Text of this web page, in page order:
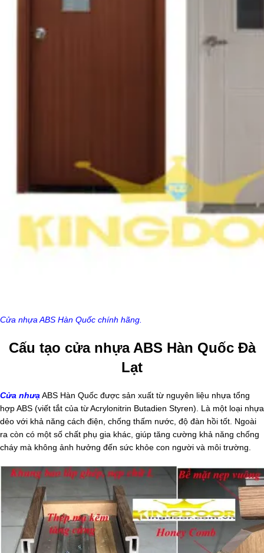
Cửa nhựa ABS Hàn Quốc chính hãng.
Cấu tạo cửa nhựa ABS Hàn Quốc Đà
Lạt
Cửa nhưạ ABS Hàn Quốc được sản xuất từ nguyên liệu nhựa tổng
hợp ABS (viết tắt của từ Acrylonitrin Butadien Styren). Là một loại nhựa
dẻo với khả năng cách điện, chống thấm nước, độ đàn hồi tốt. Ngoài
ra còn có một số chất phụ gia khác, giúp tăng cường khả năng chống
cháy mà không ảnh hưởng đến sức khỏe con người và môi trường.